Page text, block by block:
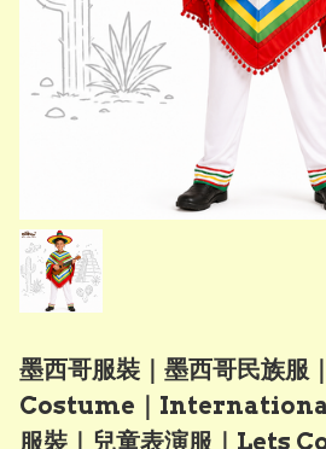
墨西哥服裝｜墨西哥民族
Costume｜International
服裝｜兒童表演服｜Lets